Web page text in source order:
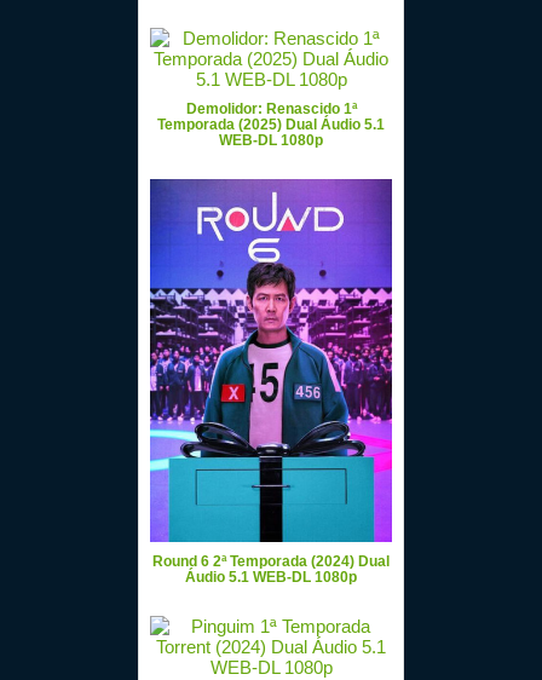
Demolidor: Renascido 1ª
Temporada (2025) Dual Áudio 5.1
WEB-DL 1080p
Round 6 2ª Temporada (2024) Dual
Áudio 5.1 WEB-DL 1080p